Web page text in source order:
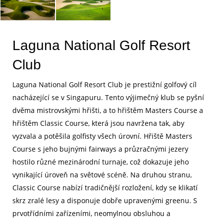
Laguna National Golf Resort
Club
Laguna National Golf Resort Club je prestižní golfový cíl
nacházející se v Singapuru. Tento výjimečný klub se pyšní
dvěma mistrovskými hřišti, a to hřištěm Masters Course a
hřištěm Classic Course, která jsou navržena tak, aby
vyzvala a potěšila golfisty všech úrovní. Hřiště Masters
Course s jeho bujnými fairways a průzračnými jezery
hostilo různé mezinárodní turnaje, což dokazuje jeho
vynikající úroveň na světové scéně. Na druhou stranu,
Classic Course nabízí tradičnější rozložení, kdy se klikatí
skrz zralé lesy a disponuje dobře upravenými greenu. S
prvotřídními zařízeními, neomylnou obsluhou a